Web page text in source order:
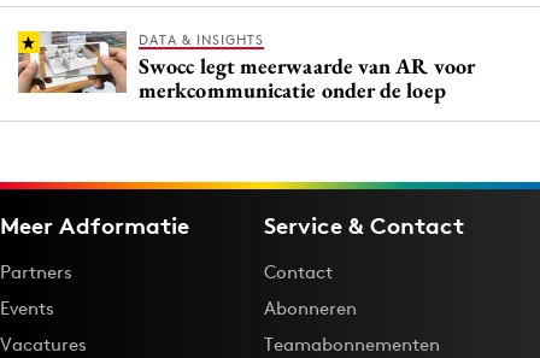
DATA & INSIGHTS
Swocc legt meerwaarde van AR voor
merkcommunicatie onder de loep
Meer Adformatie
Partners
Events
Vacatures
Service & Contact
Contact
Abonneren
Teamabonnementen